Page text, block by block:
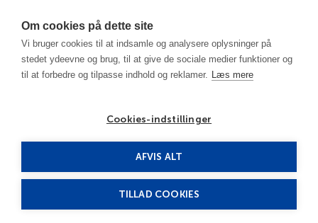
Om cookies på dette site
Vi bruger cookies til at indsamle og analysere oplysninger på
stedet ydeevne og brug, til at give de sociale medier funktioner og
til at forbedre og tilpasse indhold og reklamer. Læs mere
Cookies-indstillinger
AFVIS ALT
TILLAD COOKIES
New Haven - CT
Description